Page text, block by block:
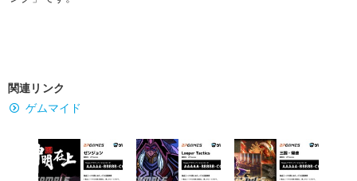
関連リンク
ゲムマイド